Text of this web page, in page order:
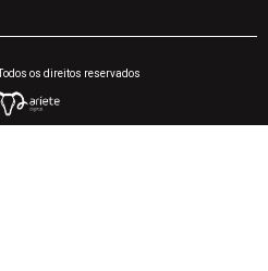
os direitos reservados